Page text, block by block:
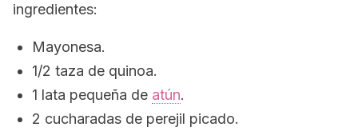
ingredientes:
Mayonesa.
1/2 taza de quinoa.
1 lata pequeña de atún.
2 cucharadas de perejil picado.